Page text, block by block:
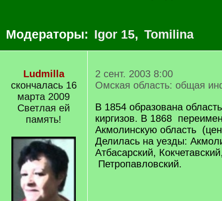
Модераторы: Igor 15, Tomilina
Ludmilla
скончалась 16
марта 2009
Светлая ей
память!
2 сент. 2003 8:00
Омская область: общая
В 1854 образована
киргизов. В 1868
Акмолинскую область
Делилась на уезды:
Атбасарский,
Петропавловский.